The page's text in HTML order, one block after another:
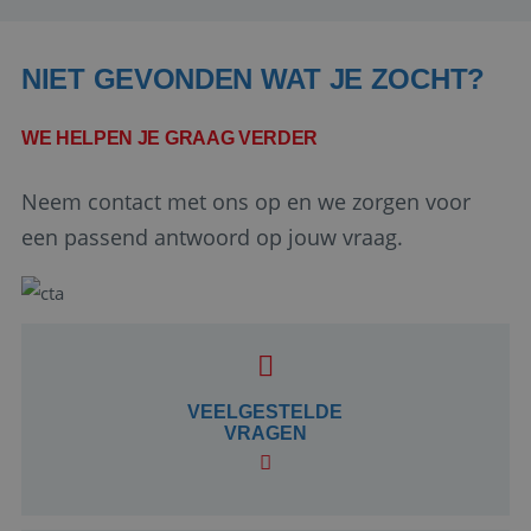
NIET GEVONDEN WAT JE ZOCHT?
WE HELPEN JE GRAAG VERDER
Neem contact met ons op en we zorgen voor
een passend antwoord op jouw vraag.
VEELGESTELDE
VRAGEN
Corporation
Google Privacy Policy